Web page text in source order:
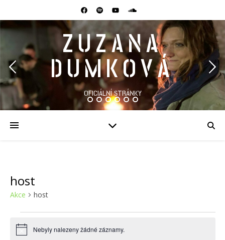
ZUZANA
DUMKOVÁ
OFICIÁLNÍ STRÁNKY
host
Akce host
AkceNebyly nalezeny žádné záznamy.